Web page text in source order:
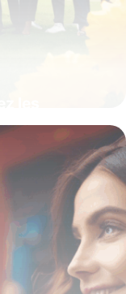
et de